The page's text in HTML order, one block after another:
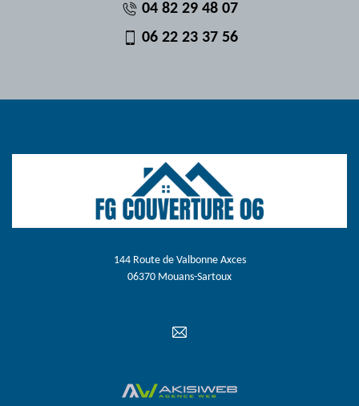
04 82 29 48 07
06 22 23 37 56
144 Route de Valbonne Axces
06370 Mouans-Sartoux